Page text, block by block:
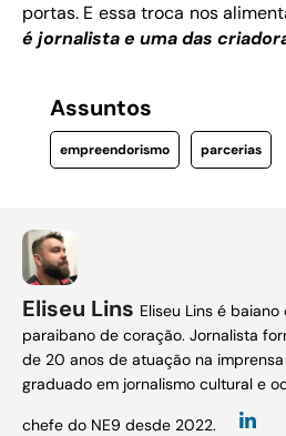
portas. E essa troca nos
é jornalista e uma das
Assuntos
empreendorismo parcerias
Eliseu Lins Eliseu Lins é
paraibano de coração. Jornalista
de 20 anos de atuação na
graduado em jornalismo cultural e
chefe do NE9 desde 2022.